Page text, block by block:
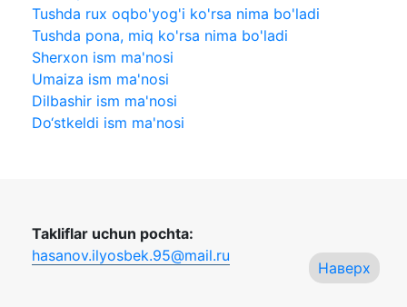
Tushda rux oqbo'yog'i ko'rsa nima bo'ladi
Tushda pona, miq ko'rsa nima bo'ladi
Sherxon ism ma'nosi
Umaiza ism ma'nosi
Dilbashir ism ma'nosi
Do‘stkeldi ism ma'nosi
Наверх
Takliflar uchun pochta:
hasanov.ilyosbek.95@mail.ru